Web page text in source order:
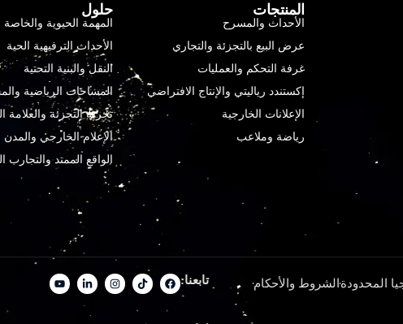
المنتجات
الأحداث والمسرح
عرض البيع بالتجزئة والتجاري
غرفة التحكم والعمليات
إكستندد رياليتي والإنتاج الافتراضي
الإعلانات الخارجية
رياضة وملاعب
حلول
المهمة الحيوية
الأحداث الترفيهية الحية
النقل والبنية التحتية
المساحات الرياضية
تجربة التجزئة والعلامة
الإعلام الخارجي والمدن
الواقع الممتد والتجارب
الشروط والأحكام
تابعنا: